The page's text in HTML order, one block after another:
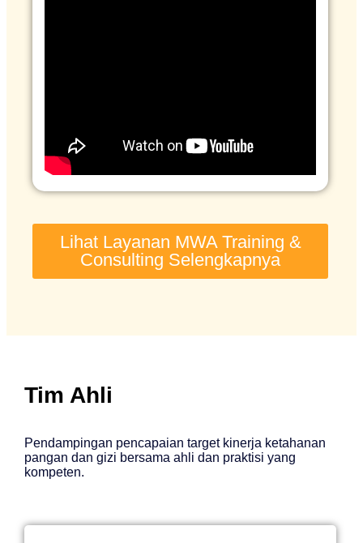
Lihat Layanan MWA Training &
Consulting Selengkapnya
Tim Ahli
Pendampingan pencapaian target kinerja ketahanan
pangan dan gizi bersama ahli dan praktisi yang
kompeten.